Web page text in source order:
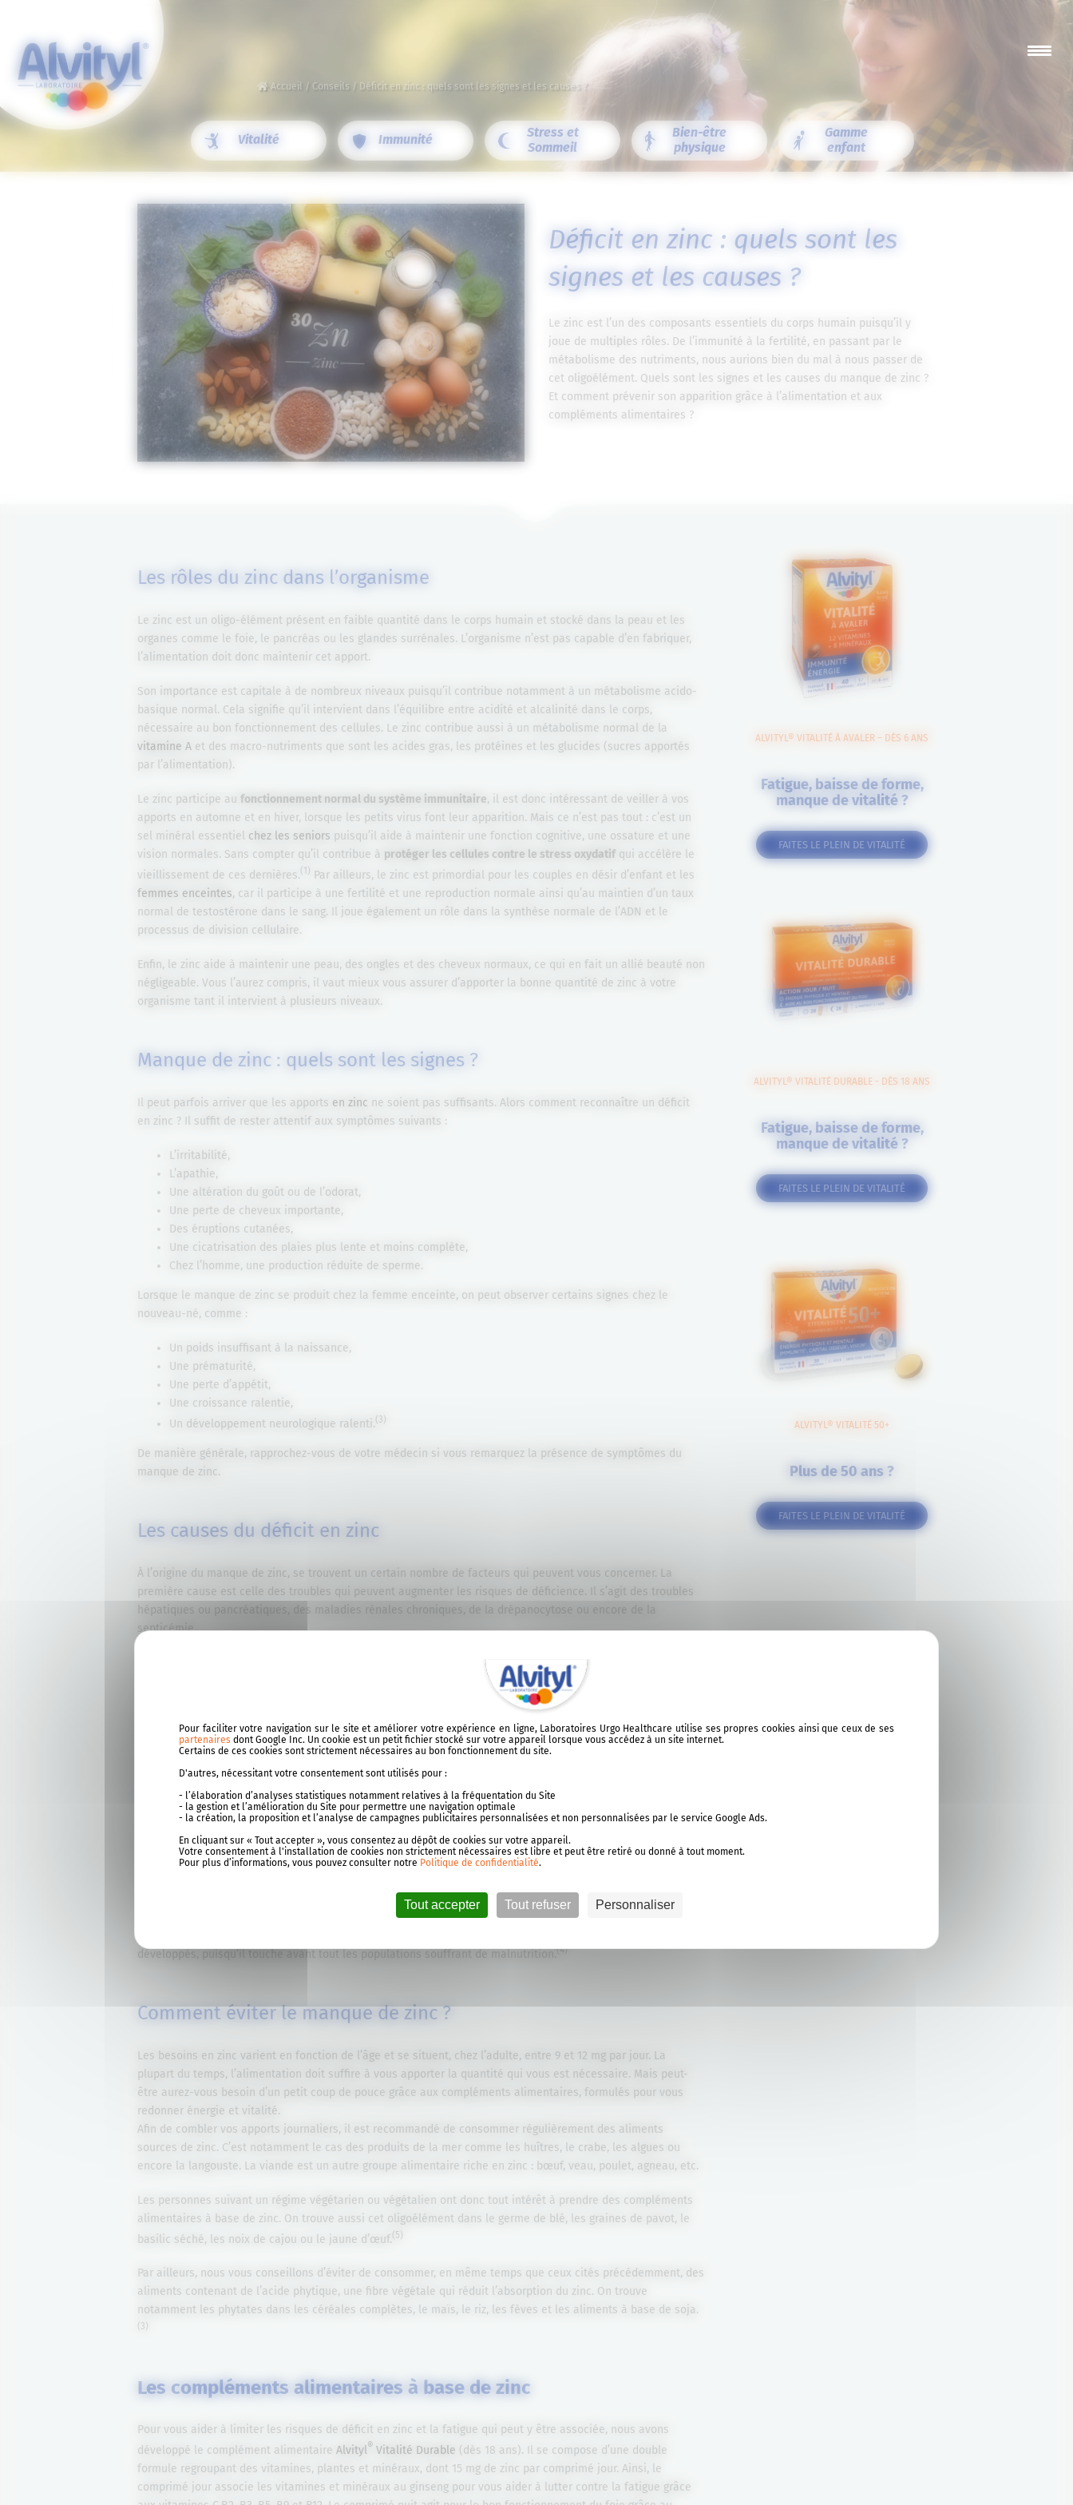
Accueil / Conseils / Déficit en zinc : quels sont les signes et les causes ?
Vitalité Immunité
Stress et
Sommeil
Bien-être
physique
Gamme
enfant
Déficit en zinc : quels sont les
signes et les causes ?
Le zinc est l’un des composants essentiels du corps humain puisqu’il y
joue de multiples rôles. De l’immunité à la fertilité, en passant par le
métabolisme des nutriments, nous aurions bien du mal à nous passer de
cet oligoélément. Quels sont les signes et les causes du manque de zinc ?
Et comment prévenir son apparition grâce à l’alimentation et aux
compléments alimentaires ?
Les rôles du zinc dans l’organisme
Le zinc est un oligo-élément présent en faible quantité dans le corps humain et stocké dans la peau et les
organes comme le foie, le pancréas ou les glandes surrénales. L’organisme n’est pas capable d’en fabriquer,
l’alimentation doit donc maintenir cet apport.
Son importance est capitale à de nombreux niveaux puisqu’il contribue notamment à un métabolisme acido-
basique normal. Cela signifie qu’il intervient dans l’équilibre entre acidité et alcalinité dans le corps,
nécessaire au bon fonctionnement des cellules. Le zinc contribue aussi à un métabolisme normal de la
vitamine Aet des macro-nutriments que sont les acides gras, les protéines et les glucides (sucres apportés
par l’alimentation).
Le zinc participe au fonctionnement normal du système immunitaire, il est donc intéressant de veiller à vos
apports en automne et en hiver, lorsque les petits virus font leur apparition. Mais ce n’est pas tout : c’est un
sel minéral essentiel chez les seniors puisqu’il aide à maintenir une fonction cognitive, une ossature et une
vision normales. Sans compter qu’il contribue à protéger les cellules contre le stress oxydatifqui accélère le
vieillissement de ces dernières. (1) Par ailleurs, le zinc est primordial pour les couples en désir d’enfant et les
femmes enceintes, car il participe à une fertilité et une reproduction normale ainsi qu’au maintien d’un taux
normal de testostérone dans le sang. Il joue également un rôle dans la synthèse normale de l’ADN et le
processus de division cellulaire.
Enfin, le zinc aide à maintenir une peau, des ongles et des cheveux normaux, ce qui en fait un allié beauté non
négligeable. Vous l’aurez compris, il vaut mieux vous assurer d’apporter la bonne quantité de zinc à votre
organisme tant il intervient à plusieurs niveaux.
Manque de zinc : quels sont les signes ?
Il peut parfois arriver que les apports en zinc ne soient pas suffisants. Alors comment reconnaître un déficit
en zinc ? Il suffit de rester attentif aux symptômes suivants :
L’irritabilité,
L’apathie,
Une altération du goût ou de l’odorat,
Une perte de cheveux importante,
Des éruptions cutanées,
Une cicatrisation des plaies plus lente et moins complète,
Chez l’homme, une production réduite de sperme.
Lorsque le manque de zinc se produit chez la femme enceinte, on peut observer certains signes chez le
nouveau-né, comme :
Un poids insuffisant à la naissance,
Une prématurité,
Une perte d’appétit,
Une croissance ralentie,
Un développement neurologique ralenti.(3)
De manière générale, rapprochez-vous de votre médecin si vous remarquez la présence de symptômes du
manque de zinc.
Les causes du déficit en zinc
À l’origine du manque de zinc, se trouvent un certain nombre de facteurs qui peuvent vous concerner. La
première cause est celle des troubles qui peuvent augmenter les risques de déficience. Il s’agit des troubles
hépatiques ou pancréatiques, des maladies rénales chroniques, de la drépanocytose ou encore de la
septicémie.
addiction à l’alcool, le diabète sucré et les troubles de malabsorption
peuvent aussi causer un déficit en zinc.
De plus, certains traitements comme les diurétiques réduisent l’absorption du zinc par l’organisme. Plus
rarement, l’alimentation peut être responsable, notamment lorsque la consommation de viande et de
répandu. (2)
Les conséquences du manque de zinc
Lorsqu’ils ne sont pas traités, les symptômes du manque de zinc peuvent évoluer et entraîner des
complications. Il peut notamment se produire un dysfonctionnement du système immunitaire et des
acrodermatite entéropathique. Ce trouble peut aussi provoquer une diarrhée et
une éruption cutanée autour du nez, des yeux et de la bouche. Le système immunitaire de l’enfant est aussi
développés, puisqu’il touche avant tout les populations souffrant de malnutrition. (4)
Comment éviter le manque de zinc ?
Les besoins en zinc varient en fonction de l’âge et se situent, chez l’adulte, entre 9 et 12 mg par jour. La
plupart du temps, l’alimentation doit suffire à vous apporter la quantité qui vous est nécessaire. Mais peut-
être aurez-vous besoin d’un petit coup de pouce grâce aux compléments alimentaires, formulés pour vous
redonner énergie et vitalité.
Afin de combler vos apports journaliers, il est recommandé de consommer régulièrement des aliments
sources de zinc. C’est notamment le cas des produits de la mer comme les huîtres, le crabe, les algues ou
encore la langouste. La viande est un autre groupe alimentaire riche en zinc : bœuf, veau, poulet, agneau, etc.
Les personnes suivant un régime végétarien ou végétalien ont donc tout intérêt à prendre des compléments
alimentaires à base de zinc. On trouve aussi cet oligoélément dans le germe de blé, les graines de pavot, le
basilic séché, les noix de cajou ou le jaune d’œuf.(5)
Par ailleurs, nous vous conseillons d’éviter de consommer, en même temps que ceux cités précédemment, des
aliments contenant de l’acide phytique, une fibre végétale qui réduit l’absorption du zinc. On trouve
notamment les phytates dans les céréales complètes, le maïs, le riz, les fèves et les aliments à base de soja.
(3)
Les compléments alimentaires à base de zinc
Pour vous aider à limiter les risques de déficit en zinc et la fatigue qui peut y être associée, nous avons
développé le complément alimentaire Alvityl® Vitalité Durable (dès 18 ans). Il se compose d’une double
formule regroupant des vitamines, plantes et minéraux, dont 15 mg de zinc par comprimé jour. Ainsi, le
comprimé jour associe les vitamines et minéraux au ginseng pour vous aider à lutter contre la fatigue grâce
ALVITYL® VITALITÉ À AVALER – DÈS 6 ANS
Fatigue, baisse de forme,
manque de vitalité ?
FAITES LE PLEIN DE VITALITÉ
ALVITYL® VITALITÉ DURABLE - DÈS 18 ANS
Fatigue, baisse de forme,
manque de vitalité ?
FAITES LE PLEIN DE VITALITÉ
ALVITYL® VITALITÉ 50+
Plus de 50 ans ?
FAITES LE PLEIN DE VITALITÉ
Panneau de gestion des cookies
Pour faciliter votre navigation sur le site et améliorer votre expérience en ligne, Laboratoires Urgo Healthcare utilise ses propres cookies ainsi que ceux de ses
partenaires dont Google Inc. Un cookie est un petit fichier stocké sur votre appareil lorsque vous accédez à un site internet.
Certains de ces cookies sont strictement nécessaires au bon fonctionnement du site.
D'autres, nécessitant votre consentement sont utilisés pour :
- l’élaboration d’analyses statistiques notamment relatives à la fréquentation du Site
- la gestion et l’amélioration du Site pour permettre une navigation optimale
- la création, la proposition et l’analyse de campagnes publicitaires personnalisées et non personnalisées par le service Google Ads.
En cliquant sur « Tout accepter », vous consentez au dépôt de cookies sur votre appareil.
Votre consentement à l'installation de cookies non strictement nécessaires est libre et peut être retiré ou donné à tout moment.
Pour plus d’informations, vous pouvez consulter notre Politique de confidentialité.
Tout accepter Tout refuser Personnaliser